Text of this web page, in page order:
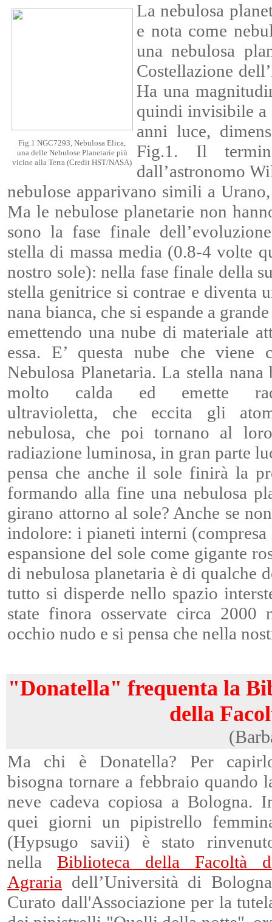
Fig.1 NGC7293, Nebulosa Elica,
una delle Nebulose Planetarie più
vicine alla Terra (Credit HST/NASA)
La nebulosa
e nota come
una nebulosa
Costellazione
Ha una
quindi invisibile a
anni luce,
Fig.1. Il
dall’astronomo
nebulose apparivano simili a
Ma le nebulose planetarie non
sono la fase finale
stella di massa media (0.8-4 volte
nostro sole): nella fase finale della
stella genitrice si contrae e diventa
nana bianca, che si espande a
emettendo una nube di materiale
essa. E’ questa nube che viene
Nebulosa Planetaria. La stella nana
molto calda ed emette
ultravioletta, che eccita gli
nebulosa, che poi tornano al
radiazione luminosa, in gran parte
pensa che anche il sole finirà la
formando alla fine una nebulosa
girano attorno al sole? Anche se
indolore: i pianeti interni
espansione del sole come gigante
di nebulosa planetaria è di
tutto si disperde nello spazio
state finora osservate circa 2000
occhio nudo e si pensa che nella
"Donatella" frequenta la
della
Ma chi è Donatella? Per
bisogna tornare a febbraio quando
neve cadeva copiosa a Bologna.
quei giorni un pipistrello
(Hypsugo savii) è stato
nella Biblioteca della Facoltà
Agraria dell’Università di
Curato dall'Associazione per la